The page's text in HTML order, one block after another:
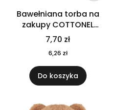
Bawełniana torba na
zakupy COTTONEL
COLOUR++ MO9846-11
7,70 zł
6,26 zł
Do koszyka